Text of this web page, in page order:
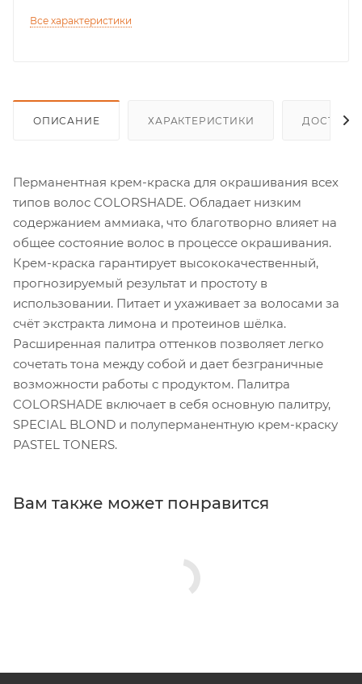
Все характеристики
ОПИСАНИЕ ХАРАКТЕРИСТИКИ
Перманентная крем-краска для окрашивания всех
типов волос COLORSHADE. Обладает низким
содержанием аммиака, что благотворно влияет на
общее состояние волос в процессе окрашивания.
Крем-краска гарантирует высококачественный,
прогнозируемый результат и простоту в
использовании. Питает и ухаживает за волосами за
счёт экстракта лимона и протеинов шёлка.
Расширенная палитра оттенков позволяет легко
сочетать тона между собой и дает безграничные
возможности работы с продуктом. Палитра
COLORSHADE включает в себя основную палитру,
SPECIAL BLOND и полуперманентную крем-краску
PASTEL TONERS.
Вам также может понравится